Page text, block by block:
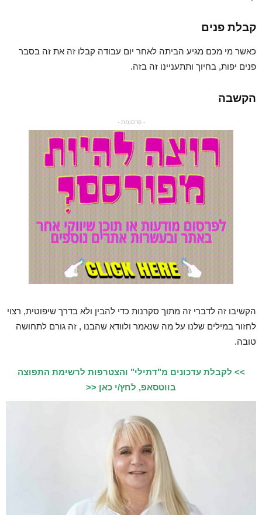
קבלת פנים
כאשר מי מכם מגיע הביתה לאחר יום עבודה קבלו זה את זה בסבר
פנים יפות, בחיוך ותתעניינו זה בזה.
הקשבה
- פרסומת -
הקשיבו זה לדברי זה מתוך סקרנות כדי להבין ולא בדרך שיפוטית, רצוי
לחזור במילים שלנו על מה שנאמר ולוודא שהבנו , זה גורם לתחושה
טובה.
>> לקבלת עדכונים מ"דתילי" והצטרפות לרשימת התפוצה
בווטסאפ, לחץ/י כאן <<